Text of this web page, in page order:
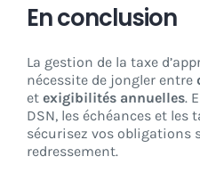
En conclusion
La gestion de la taxe
nécessite de jongler entre
et exigibilités annuelles.
DSN, les échéances et les
sécurisez vos obligations
redressement.